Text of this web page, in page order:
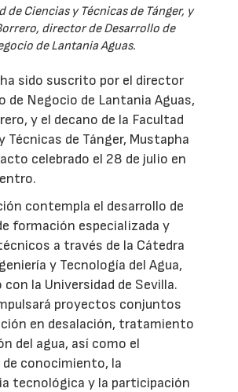
de Ciencias y Técnicas de Tánger, y
director de Desarrollo de
de Lantania Aguas.
sido suscrito por el director
de Negocio de Lantania Aguas,
y el decano de la Facultad
Técnicas de Tánger, Mustapha
celebrado el 28 de julio en
contempla el desarrollo de
formación especializada y
a través de la Cátedra
y Tecnología del Agua,
la Universidad de Sevilla.
proyectos conjuntos
en desalación, tratamiento
del agua, así como el
conocimiento, la
tecnológica y la participación